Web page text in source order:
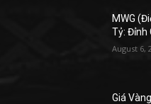
MWG
Tỷ: Đỉnh
August 6,
Giá